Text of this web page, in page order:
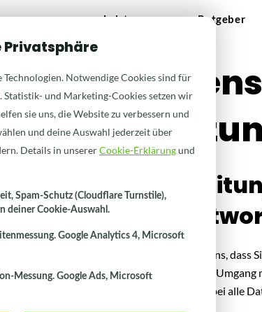
Privatsphäre
Notwendige Cookies sind für
und Marketing-Cookies setzen wir
sie uns, die Website zu verbessern und
und deine Auswahl jederzeit über
Details in unsererCookie-Erklärungund
Spam-Schutz (Cloudflare Turnstile),
deiner Cookie-Auswahl.
Google Analytics 4, Microsoft
Messung. Google Ads, Microsoft
Leistungen Ratgeber
1)
Wir freuen uns, dass
wir Sie über den
Daten sind hierbei alle